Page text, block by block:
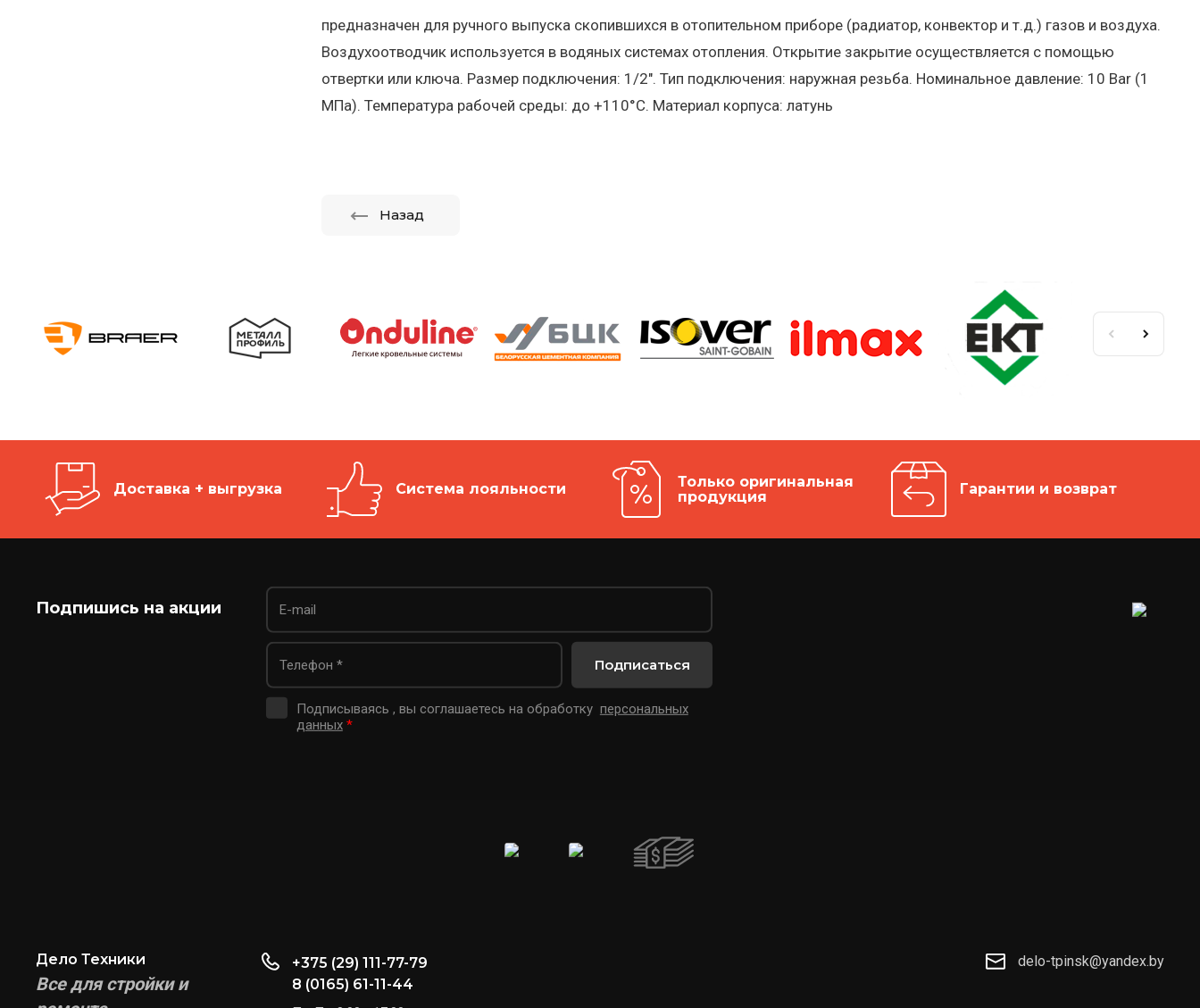
предназначен для ручного выпуска скопившихся в отопительном приборе (радиатор, конвектор и т.д.) газов и воздуха.
Воздухоотводчик используется в водяных системах отопления. Открытие закрытие осуществляется с помощью
отвертки или ключа. Размер подключения: 1/2". Тип подключения: наружная резьба. Номинальное давление: 10 Bar (1
МПа). Температура рабочей среды: до +110°C. Материал корпуса: латунь
Назад
Доставка + выгрузка Система лояльности
Только оригинальная
продукция
Гарантии и возврат
Подпишись на акции
Подписываясь , вы соглашаетесь на обработку персональных
данных *
Подписаться
Дело Техники
Все для стройки и
+375 (29) 111-77-79
8 (0165) 61-11-44
delo-tpinsk@yandex.by